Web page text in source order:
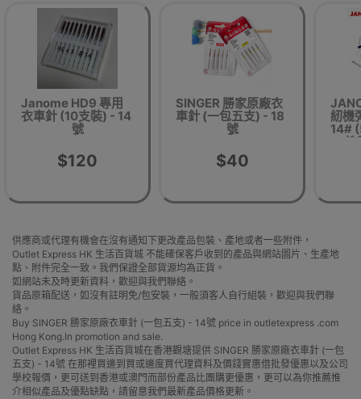
Janome HD9 專用
衣車針 (10支裝) - 14
號
$120
SINGER 勝家原廠衣
車針 (一包五支) - 18
號
$40
紉機
14#
性
供應商或代理有機會在沒有通知下更改產品包裝、產地或者一些附件，
Outlet Express HK 生活百貨城 不能確保客戶收到的產品與網站圖片、生產地
點、附件完全一致。我們保證全部貨源均為正貨。
如網站未及時更新資料，歡迎與我們聯絡。
貨品原箱配送，如沒有註明免/包安裝，一般須客人自行組裝，歡迎與我們聯
絡。
Buy SINGER 勝家原廠衣車針 (一包五支) - 14號 price in outletexpress .com
Hong Kong.In promotion and sale.
Outlet Express HK 生活百貨城在香港觀塘提供 SINGER 勝家原廠衣車針 (一包
五支) - 14號 在那裡買邊到買或邊度買代理資料及價錢實惠借批發優惠以及公司
學校報價，更可送到香港或澳門而部份產品比團購更優惠，更可以為你推薦推
介相似產品及優點缺點，請留意我們最新產品價格更新。